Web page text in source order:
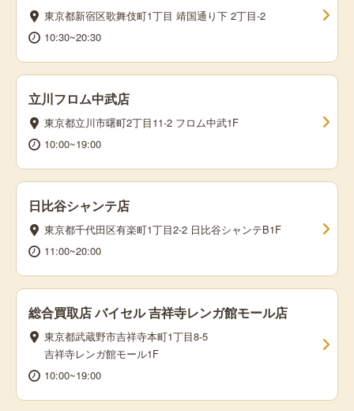
東京都新宿区歌舞伎町1丁目 靖国通り下 2丁目-2
10:30~20:30
立川フロム中武店
東京都立川市曙町2丁目11-2 フロム中武1F
10:00~19:00
日比谷シャンテ店
東京都千代田区有楽町1丁目2-2 日比谷シャンテB1F
11:00~20:00
総合買取店 バイセル 吉祥寺レンガ館モール店
東京都武蔵野市吉祥寺本町1丁目8-5
吉祥寺レンガ館モール1F
10:00~19:00